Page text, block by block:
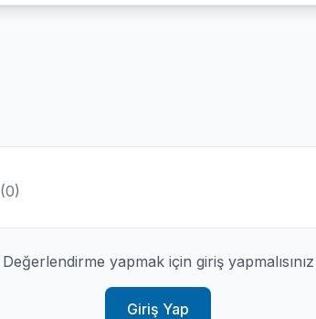
(0)
Değerlendirme yapmak için giriş yapmalısınız
Giriş Yap